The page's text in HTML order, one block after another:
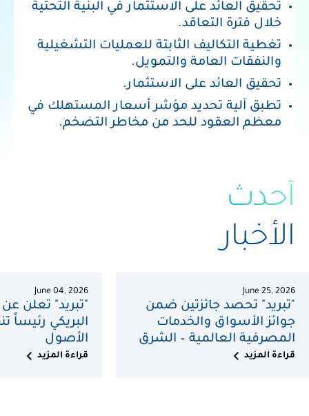
تحقيق العائد على الاستثمار في البنية التحتية
خلال فترة التعاقد.
تغطية التكاليف الثابتة للعمليات التشغيلية
والنفقات العامة والتمويل.
تحقيق العائد على الاستثمار.
تطبق آلية تحديد مؤشر أسعار المستهلك في
معظم العقود للحد من مخاطر التضخم.
أحدث
الأخبار
June 25, 2026
"تبريد" تحصد جائزتين ضمن
جوائز الأسواق والخدمات
المصرفية العالمية – الشرق
الأوسط 2026
قراءة المزيد chevron_right
June 04, 2026
"تبريد" تعلن
البريكي رئيساً
الأصول
قراءة المزيد chevron_right